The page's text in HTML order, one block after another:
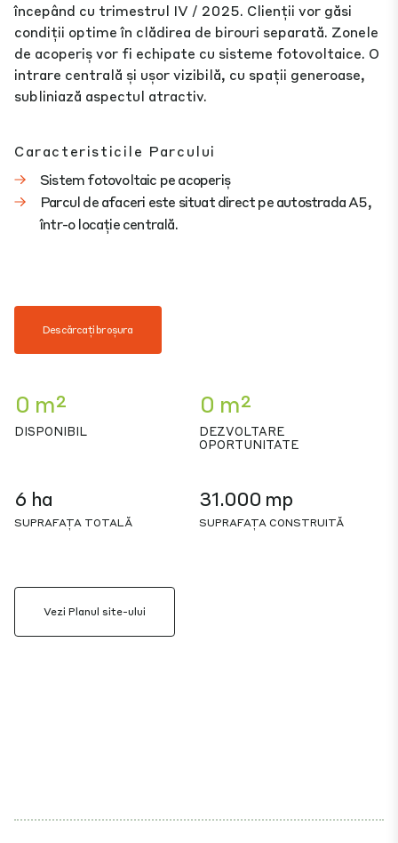
începând cu trimestrul IV / 2025. Clienții vor găsi
condiții optime în clădirea de birouri separată. Zonele
de acoperiș vor fi echipate cu sisteme fotovoltaice. O
intrare centrală și ușor vizibilă, cu spații generoase,
subliniază aspectul atractiv.
Caracteristicile Parcului
Sistem fotovoltaic pe acoperiș
Parcul de afaceri este situat direct pe autostrada A5,
într-o locație centrală.
Descărcați broșura
0 m²
DISPONIBIL
0 m²
DEZVOLTARE
OPORTUNITATE
6 ha
SUPRAFAȚA TOTALĂ
31.000 mp
SUPRAFAȚA CONSTRUITĂ
Vezi Planul site-ului